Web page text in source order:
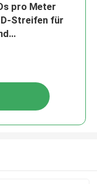
pro Meter
Streifen für